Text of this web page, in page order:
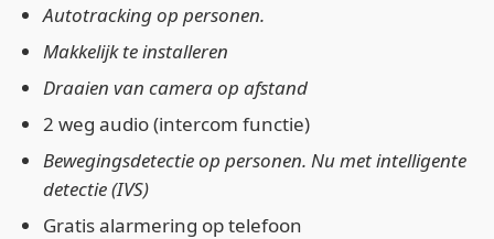
Autotracking op personen.
Makkelijk te installeren
Draaien van camera op afstand
2 weg audio (intercom functie)
Bewegingsdetectie op personen. Nu met intelligente
detectie (IVS)
Gratis alarmering op telefoon